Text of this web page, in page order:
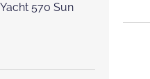
570 Sun